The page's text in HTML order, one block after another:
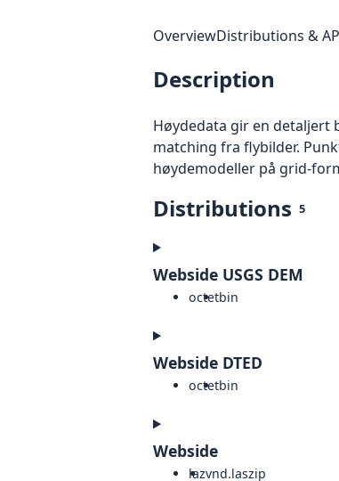
OverviewDistributions &
Description
Høydedata gir en detaljert
matching fra flybilder.
høydemodeller på grid-
Distributions 5
Webside USGS DEM
octetbin
Webside DTED
octetbin
Webside
lazvnd.laszip